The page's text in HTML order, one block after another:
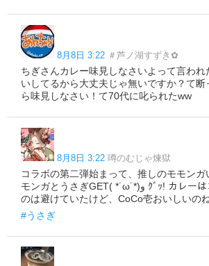
8月8日 3:22 ＃芦ノ湖すずき✿
ちぎさんカレー味見しなさいよって言われ
いしてるから大丈夫じゃ無いですか？て
ら味見しなさい！て70代に叱られたww
8月8日 3:22 噂のむじゃ煉獄
コラボの第二弾始まって、推しのモモンガ
モンガとうさぎGET( *˙ω˙*)و ｸﾞｯ! カレーはコスト的に外で買う
のは避けていたけど、CoCo壱おいしいの
#うさぎ